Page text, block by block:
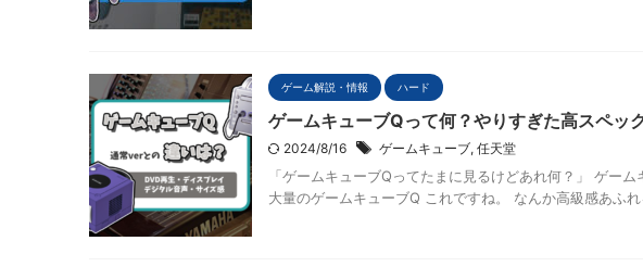
ゲーム解説・情報 ハード
ゲームキューブQって何？やりすぎた高スペッ
2024/8/16 ゲームキューブ, 任天堂
「ゲームキューブQってたまに見るけどあれ何？」 ゲー
大量のゲームキューブQ これですね。 なんか高級感あふ